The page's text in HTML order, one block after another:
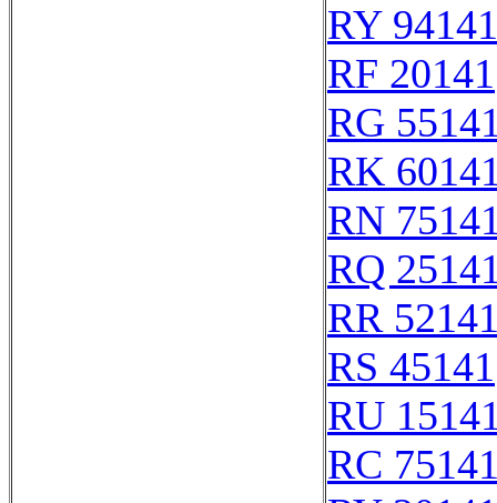
RY 94141
RF 20141
RG
RK
RN
RQ
RR
RS 45141
RU
RC